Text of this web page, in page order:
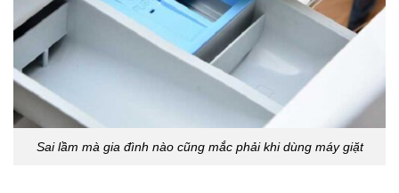
Sai lầm mà gia đình nào cũng mắc phải khi dùng máy giặt